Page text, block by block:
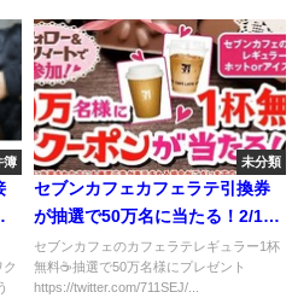
簿 未分類
セブンカフェカフェラテ引換券
が抽選で50万名に当たる！2/14
まで
セブンカフェのカフェラテレギュラー1杯
無料☕抽選で50万名様にプレゼント
https://twitter.com/711SEJ/...